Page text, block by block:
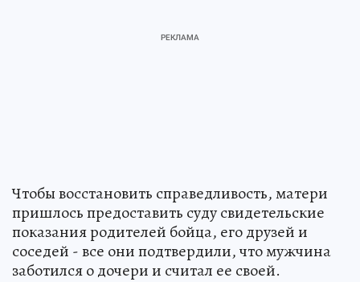
Чтобы восстановить справедливость, матери
пришлось предоставить суду свидетельские
показания родителей бойца, его друзей и
соседей - все они подтвердили, что мужчина
заботился о дочери и считал ее своей.